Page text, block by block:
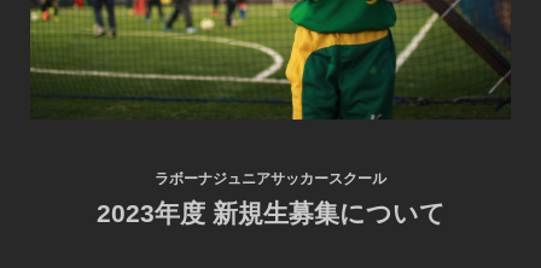
ラボーナジュニアサッカースクール
2023年度 新規生募集について